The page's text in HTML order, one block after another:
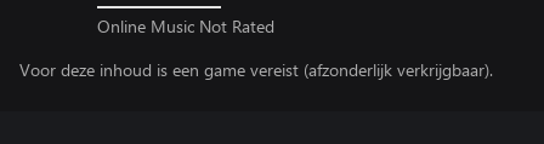
Online Music Not Rated
Voor deze inhoud is een game vereist (afzonderlijk verkrijgbaar).